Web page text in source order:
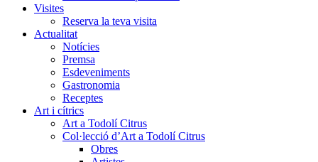
Visites
Reserva la teva visita
Actualitat
Notícies
Premsa
Esdeveniments
Gastronomia
Receptes
Art i cítrics
Art a Todolí Citrus
Col·lecció d’Art a Todolí Citrus
Obres